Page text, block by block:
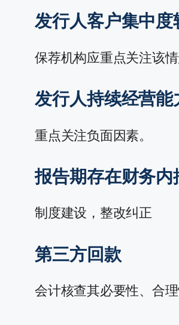
发行人客户集中度
保荐机构应重点关注该
发行人持续经营能
重点关注负面因素。
报告期存在财务内
制度建设，整改纠正
第三方回款
会计核查其必要性、合理